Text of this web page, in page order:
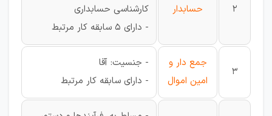
2 حسابدار
کارشناسی حسابداری
- دارای 5 سابقه کار مرتبط
3
جمع دار و
امین اموال
- جنسیت: آقا
- دارای سابقه کار مرتبط